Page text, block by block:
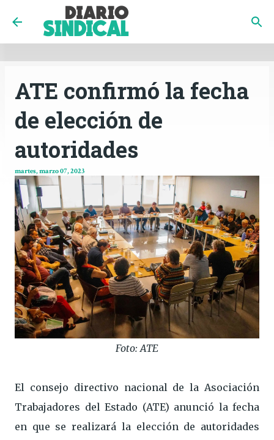
INICIO CÓRDOBA
Ir al contenido principal
ATE confirmó la fecha
de elección de
autoridades
martes, marzo 07, 2023
Foto: ATE
El consejo directivo nacional de la Asociación
Trabajadores del Estado (ATE) anunció la fecha
en que se realizará la elección de autoridades